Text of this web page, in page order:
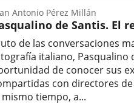
de Santis. El
de las conversaciones
italiano, Pasqualino
de conocer sus
con directores
tiempo, a...
Antonio Pérez Millán